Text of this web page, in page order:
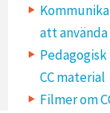
att använda
CC material
Filmer om